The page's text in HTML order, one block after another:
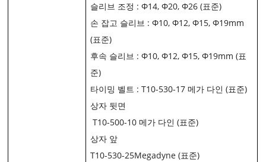
슬리브 조정 : Φ14, Φ20, Φ26 (표준)
손 잡고 슬리브 : Φ10, Φ12, Φ15, Φ19mm
(표준)
후속 슬리브 : Φ10, Φ12, Φ15, Φ19mm (표
준)
타이밍 벨트 : T10-530-17 메가 다인 (표준)
상자 뒷면
T10-500-10 메가 다인 (표준)
상자 앞
T10-530-25Megadyne (표준)